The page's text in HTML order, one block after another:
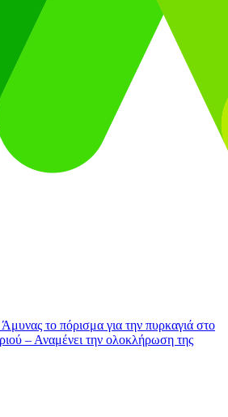
το πόρισμα για την πυρκαγιά στο
– Αναμένει την ολοκλήρωση της